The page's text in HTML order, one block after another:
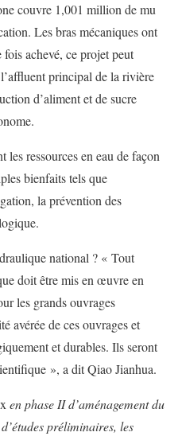
couvre 1,001 million de mu
Les bras mécaniques ont
achevé, ce projet peut
principal de la rivière
d’aliment et de sucre
ressources en eau de façon
bienfaits tels que
la prévention des
national ? « Tout
doit être mis en œuvre en
les grands ouvrages
avérée de ces ouvrages et
et durables. Ils seront
», a dit Qiao Jianhua.
en phase II d’aménagement du
préliminaires, les